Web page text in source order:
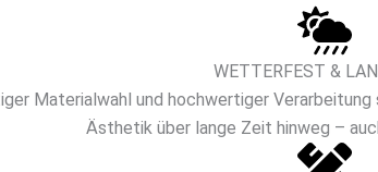
WETTERFEST &
Materialwahl und hochwertiger
Ästhetik über lange Zeit hinweg –